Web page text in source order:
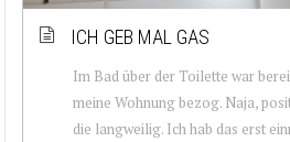
ICH GEB MAL GAS
Im Bad über der Toilette war
meine Wohnung bezog. Naja,
die langweilig. Ich hab das erst